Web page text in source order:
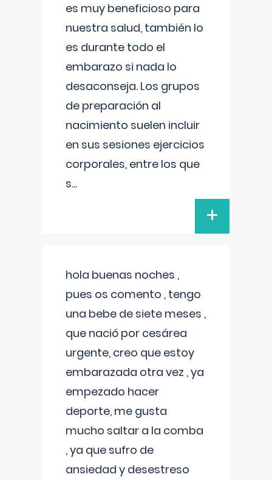
es muy beneficioso para
nuestra salud, también lo
es durante todo el
embarazo si nada lo
desaconseja. Los grupos
de preparación al
nacimiento suelen incluir
en sus sesiones ejercicios
corporales, entre los que
s...
+
hola buenas noches ,
pues os comento , tengo
una bebe de siete meses ,
que nació por cesárea
urgente, creo que estoy
embarazada otra vez , ya
empezado hacer
deporte, me gusta
mucho saltar a la comba
, ya que sufro de
ansiedad y desestreso